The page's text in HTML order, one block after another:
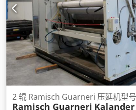
2 辊 Ramisch Guarneri 压延机型号
Ramisch Guarneri Kalander